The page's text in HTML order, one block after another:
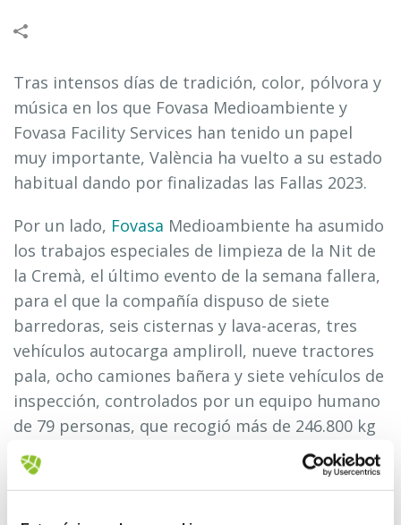
Tras intensos días de tradición, color, pólvora y
música en los que Fovasa Medioambiente y
Fovasa Facility Services han tenido un papel
muy importante, València ha vuelto a su estado
habitual dando por finalizadas las Fallas 2023.
Por un lado, Fovasa Medioambiente ha asumido
los trabajos especiales de limpieza de la Nit de
la Cremà, el último evento de la semana fallera,
para el que la compañía dispuso de siete
barredoras, seis cisternas y lava-aceras, tres
vehículos autocarga ampliroll, nueve tractores
pala, ocho camiones bañera y siete vehículos de
inspección, controlados por un equipo humano
de 79 personas, que recogió más de 246.800 kg
kilos de ceniza en la madrugada del 19 al 20 de
marzo.
Del mismo modo, para asegurar que la